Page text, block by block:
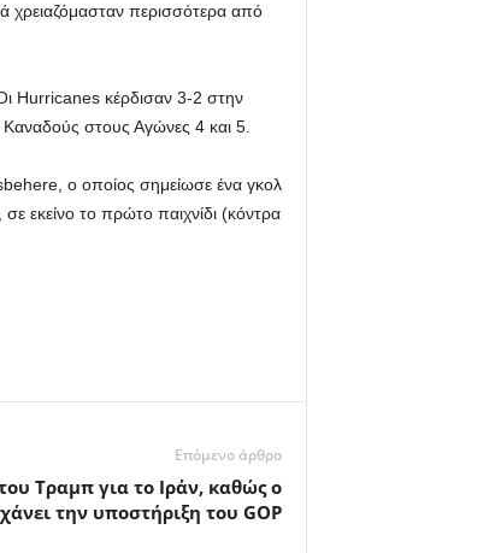
χρειαζόμασταν περισσότερα από
Hurricanes κέρδισαν 3-2 στην
στους Αγώνες 4 και 5.
ο οποίος σημείωσε ένα γκολ
εκείνο το πρώτο παιχνίδι (κόντρα
Επόμενο άρθρο
Τραμπ για το Ιράν, καθώς ο
την υποστήριξη του GOP